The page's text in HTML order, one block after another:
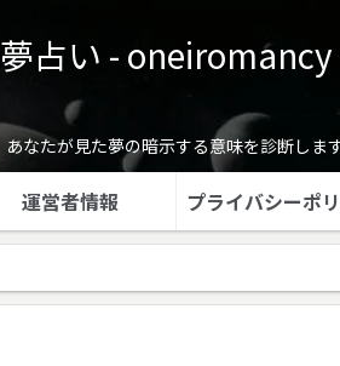
夢占い - oneiromancy
あなたが見た夢の暗示する意味を診断しま
運営者情報 プライバシーポ